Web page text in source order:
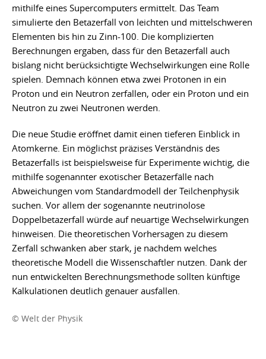
mithilfe eines Supercomputers ermittelt. Das Team
simulierte den Betazerfall von leichten und mittelschweren
Elementen bis hin zu Zinn-100. Die komplizierten
Berechnungen ergaben, dass für den Betazerfall auch
bislang nicht berücksichtigte Wechselwirkungen eine Rolle
spielen. Demnach können etwa zwei Protonen in ein
Proton und ein Neutron zerfallen, oder ein Proton und ein
Neutron zu zwei Neutronen werden.
Die neue Studie eröffnet damit einen tieferen Einblick in
Atomkerne. Ein möglichst präzises Verständnis des
Betazerfalls ist beispielsweise für Experimente wichtig, die
mithilfe sogenannter exotischer Betazerfälle nach
Abweichungen vom Standardmodell der Teilchenphysik
suchen. Vor allem der sogenannte neutrinolose
Doppelbetazerfall würde auf neuartige Wechselwirkungen
hinweisen. Die theoretischen Vorhersagen zu diesem
Zerfall schwanken aber stark, je nachdem welches
theoretische Modell die Wissenschaftler nutzen. Dank der
nun entwickelten Berechnungsmethode sollten künftige
Kalkulationen deutlich genauer ausfallen.
© Welt der Physik